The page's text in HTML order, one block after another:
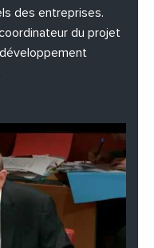
des entreprises.
du projet